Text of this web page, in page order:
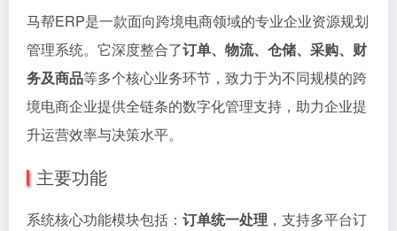
马帮ERP是一款面向跨境电商领域的专业企业资源规划
管理系统。它深度整合了订单、物流、仓储、采购、财
务及商品等多个核心业务环节，致力于为不同规模的跨
境电商企业提供全链条的数字化管理支持，助力企业提
升运营效率与决策水平。
主要功能
系统核心功能模块包括： 订单统一处理 ，支持多平台订